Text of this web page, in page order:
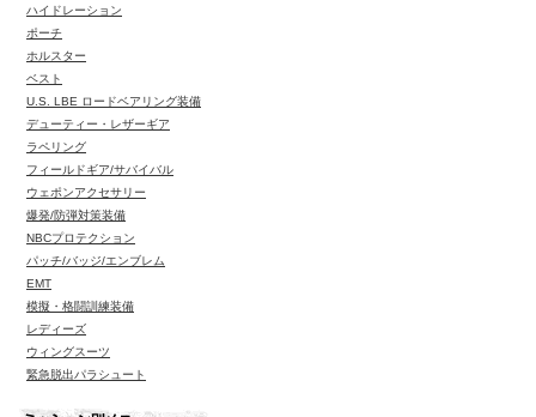
ハイドレーション
ポーチ
ホルスター
ベスト
U.S. LBE ロードベアリング装備
デューティー・レザーギア
ラペリング
フィールドギア/サバイバル
ウェポンアクセサリー
爆発/防弾対策装備
NBCプロテクション
パッチ/バッジ/エンブレム
EMT
模擬・格闘訓練装備
レディーズ
ウィングスーツ
緊急脱出パラシュート